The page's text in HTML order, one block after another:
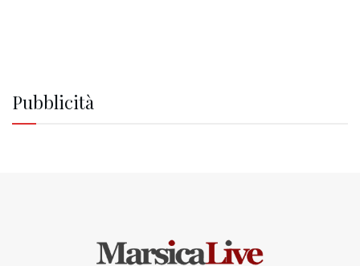
Pubblicità